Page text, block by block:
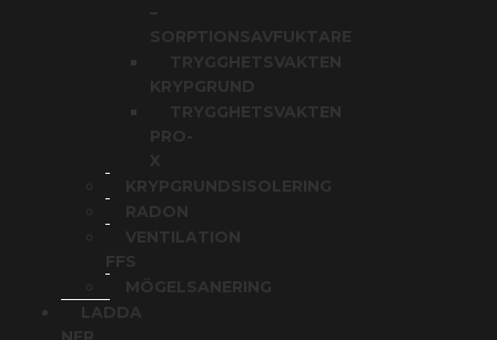
SORPTIONSAVFUKTARE
TRYGGHETSVAKTEN
KRYPGRUND
TRYGGHETSVAKTEN
PRO-
X
KRYPGRUNDSISOLERING
RADON
VENTILATION
MÖGELSANERING
LADDA